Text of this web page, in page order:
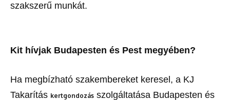
szakszerű munkát.
Kit hívjak Budapesten és Pest megyében?
Ha megbízható szakembereket keresel, a KJ
Takarítás kertgondozás szolgáltatása Budapesten és